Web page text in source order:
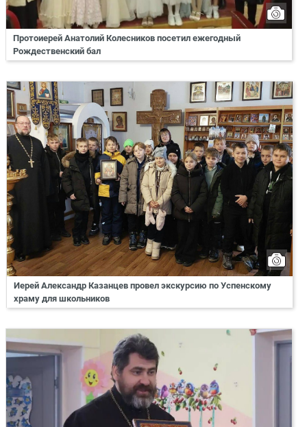
Протоиерей Анатолий Колесников посетил ежегодный
Рождественский бал
Иерей Александр Казанцев провел экскурсию по Успенскому
храму для школьников